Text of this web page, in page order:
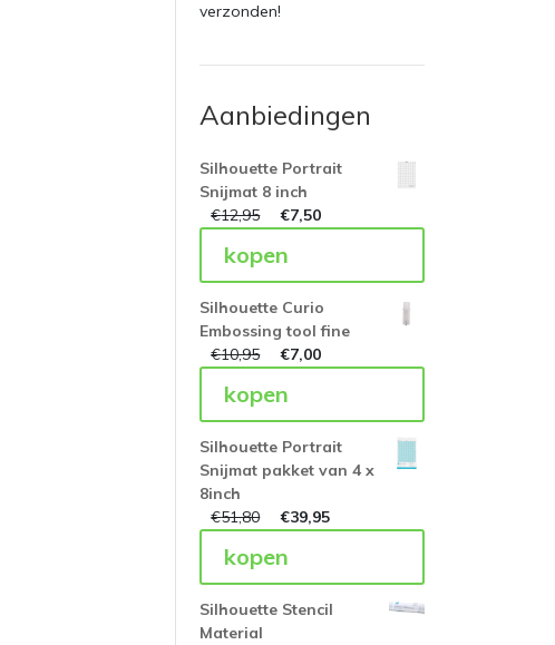
verzonden!
Aanbiedingen
Silhouette Portrait
Snijmat 8 inch
€12,95 €7,50
kopen
Silhouette Curio
Embossing tool fine
€10,95 €7,00
kopen
Silhouette Portrait
Snijmat pakket van 4 x
8inch
€51,80 €39,95
kopen
Silhouette Stencil
Material